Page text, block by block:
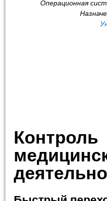
Операционная
Контроль